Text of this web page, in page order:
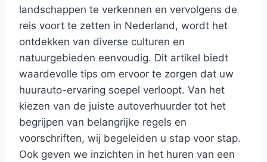
landschappen te verkennen en vervolgens de
reis voort te zetten in Nederland, wordt het
ontdekken van diverse culturen en
natuurgebieden eenvoudig. Dit artikel biedt
waardevolle tips om ervoor te zorgen dat uw
huurauto-ervaring soepel verloopt. Van het
kiezen van de juiste autoverhuurder tot het
begrijpen van belangrijke regels en
voorschriften, wij begeleiden u stap voor stap.
Ook geven we inzichten in het huren van een